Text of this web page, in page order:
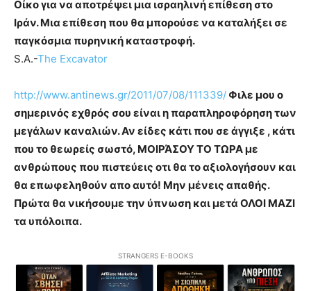
Οίκο για να αποτρέψει μια ισραηλινή επίθεση στο
Ιράν. Μια επίθεση που θα μπορούσε να καταλήξει σε
παγκόσμια πυρηνική καταστροφή.
S.A.-The Excavator
http://www.antinews.gr/2011/07/08/111339/ Φιλε μου ο
σημερινός εχθρός σου είναι η παραπληροφόρηση των
μεγάλων καναλιών. Αν είδες κάτι που σε άγγιξε , κάτι
που το θεωρείς σωστό, ΜΟΙΡΆΣΟΥ ΤΟ ΤΩΡΑ με
ανθρώπους που πιστεύεις οτι θα το αξιολογήσουν και
θα επωφεληθούν απο αυτό! Μην μένεις απαθής.
Πρώτα θα νικήσουμε την ύπνωση και μετά ΟΛΟΙ ΜΑΖΙ
τα υπόλοιπα.
STRANGERS E-BOOKS